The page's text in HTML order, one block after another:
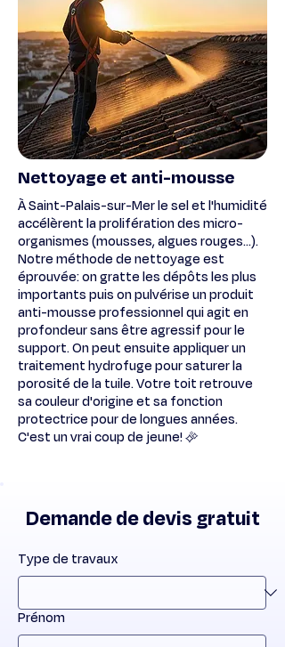
Nettoyage et anti-mousse
À Saint-Palais-sur-Mer le sel et l'humidité
accélèrent la prolifération des micro-
organismes (mousses, algues rouges...).
Notre méthode de nettoyage est
éprouvée: on gratte les dépôts les plus
importants puis on pulvérise un produit
anti-mousse professionnel qui agit en
profondeur sans être agressif pour le
support. On peut ensuite appliquer un
traitement hydrofuge pour saturer la
porosité de la tuile. Votre toit retrouve
sa couleur d'origine et sa fonction
protectrice pour de longues années.
C'est un vrai coup de jeune! ✨
Demande de devis gratuit
Type de travaux
Prénom